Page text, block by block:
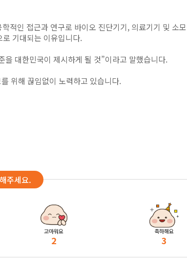
적인 접근과 연구로 바이오 진단기기, 의료기기 및 소
기대되는 이유입니다.
대한민국이 제시하게 될 것”이라고 말했습니다.
위해 끊임없이 노력하고 있습니다.
주세요.
고마워요
2
축하해요
3